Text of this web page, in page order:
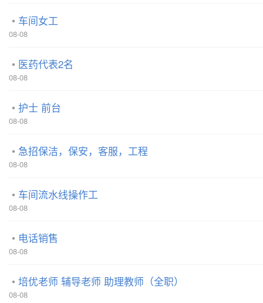
车间女工
08-08
医药代表2名
08-08
护士 前台
08-08
急招保洁，保安，客服，工程
08-08
车间流水线操作工
08-08
电话销售
08-08
培优老师 辅导老师 助理教师（全职）
08-08